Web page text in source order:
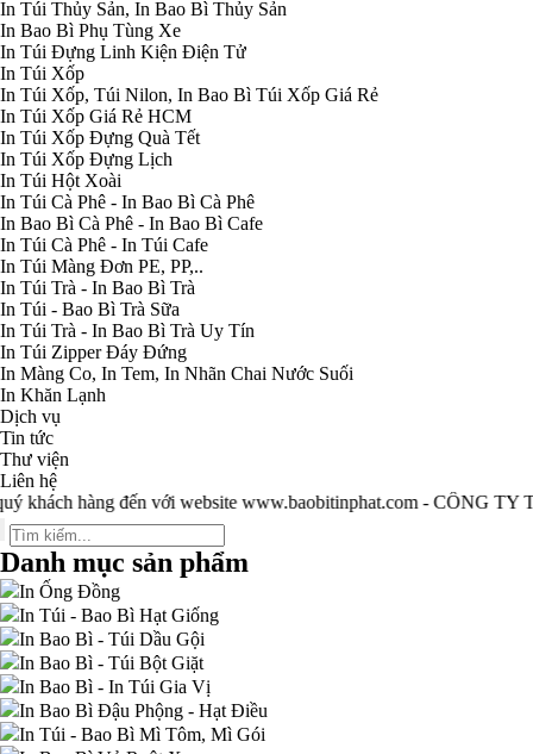
In Túi Thủy Sản, In Bao Bì Thủy Sản
In Bao Bì Phụ Tùng Xe
In Túi Đựng Linh Kiện Điện Tử
In Túi Xốp
In Túi Xốp, Túi Nilon, In Bao Bì Túi Xốp Giá Rẻ
In Túi Xốp Giá Rẻ HCM
In Túi Xốp Đựng Quà Tết
In Túi Xốp Đựng Lịch
In Túi Hột Xoài
In Túi Cà Phê - In Bao Bì Cà Phê
In Bao Bì Cà Phê - In Bao Bì Cafe
In Túi Cà Phê - In Túi Cafe
In Túi Màng Đơn PE, PP,..
In Túi Trà - In Bao Bì Trà
In Túi - Bao Bì Trà Sữa
In Túi Trà - In Bao Bì Trà Uy Tín
In Túi Zipper Đáy Đứng
In Màng Co, In Tem, In Nhãn Chai Nước Suối
In Khăn Lạnh
Dịch vụ
Tin tức
Thư viện
Liên hệ
hàng đến với website www.baobitinphat.com - CÔNG TY
Danh mục sản phẩm
In Ống Đồng
In Túi - Bao Bì Hạt Giống
In Bao Bì - Túi Dầu Gội
In Bao Bì - Túi Bột Giặt
In Bao Bì - In Túi Gia Vị
In Bao Bì Đậu Phộng - Hạt Điều
In Túi - Bao Bì Mì Tôm, Mì Gói